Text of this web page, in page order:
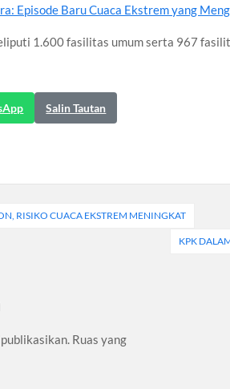
Episode Baru Cuaca Ekstrem yang
1.600 fasilitas umum serta 967
Salin Tautan
RISIKO CUACA EKSTREM MENINGKAT
KPK
Ruas yang